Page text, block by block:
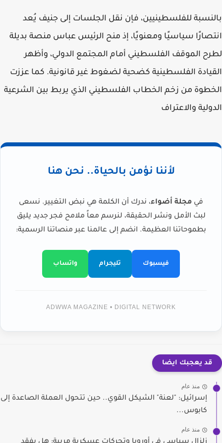
بالنسبة للفلسطينيين، فإن نقل الجلسات إلى جنيف يُعد
انتصارًا سياسيًا ومعنويًا، إذ منح الرئيس عباس منصة بديلة
لطرح الموقف الفلسطيني أمام المجتمع الدولي، وأظهر
القيادة الفلسطينية كضحية لضغوط غير قانونية. كما عززت
الخطوة من زخم الخطاب الفلسطيني الذي يربط بين الشرعية
الدولية والاعتراف
لأننا نؤمن بالحياة.. نحن هنا
في مجلة أضواء، ندرك أن الكلمة هي نبض التغيير. نسعى
لبث الأمل ونشر الحقيقة، لنرسم معاً ملامح فجر جديد يليق
بطموحاتنا العظيمة. انضم إلى عالمنا عبر منصاتنا الرسمية:
فيسبوك تليجرام واتساب
ADWWA MAGAZINE • DIGITAL NETWORK
قد يعجبك ايضا
منذ عام
إسرائيل: "لعنة" الشيكل القوي.. حين تتحول العملة الصاعدة إلى
كابوس...
منذ عام